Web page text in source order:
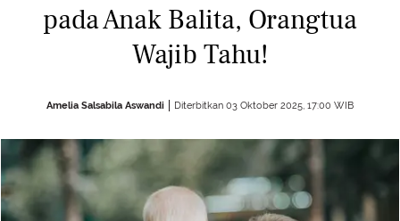
pada Anak Balita, Orangtua
Wajib Tahu!
Amelia Salsabila Aswandi Diterbitkan 03 Oktober 2025, 17:00 WIB